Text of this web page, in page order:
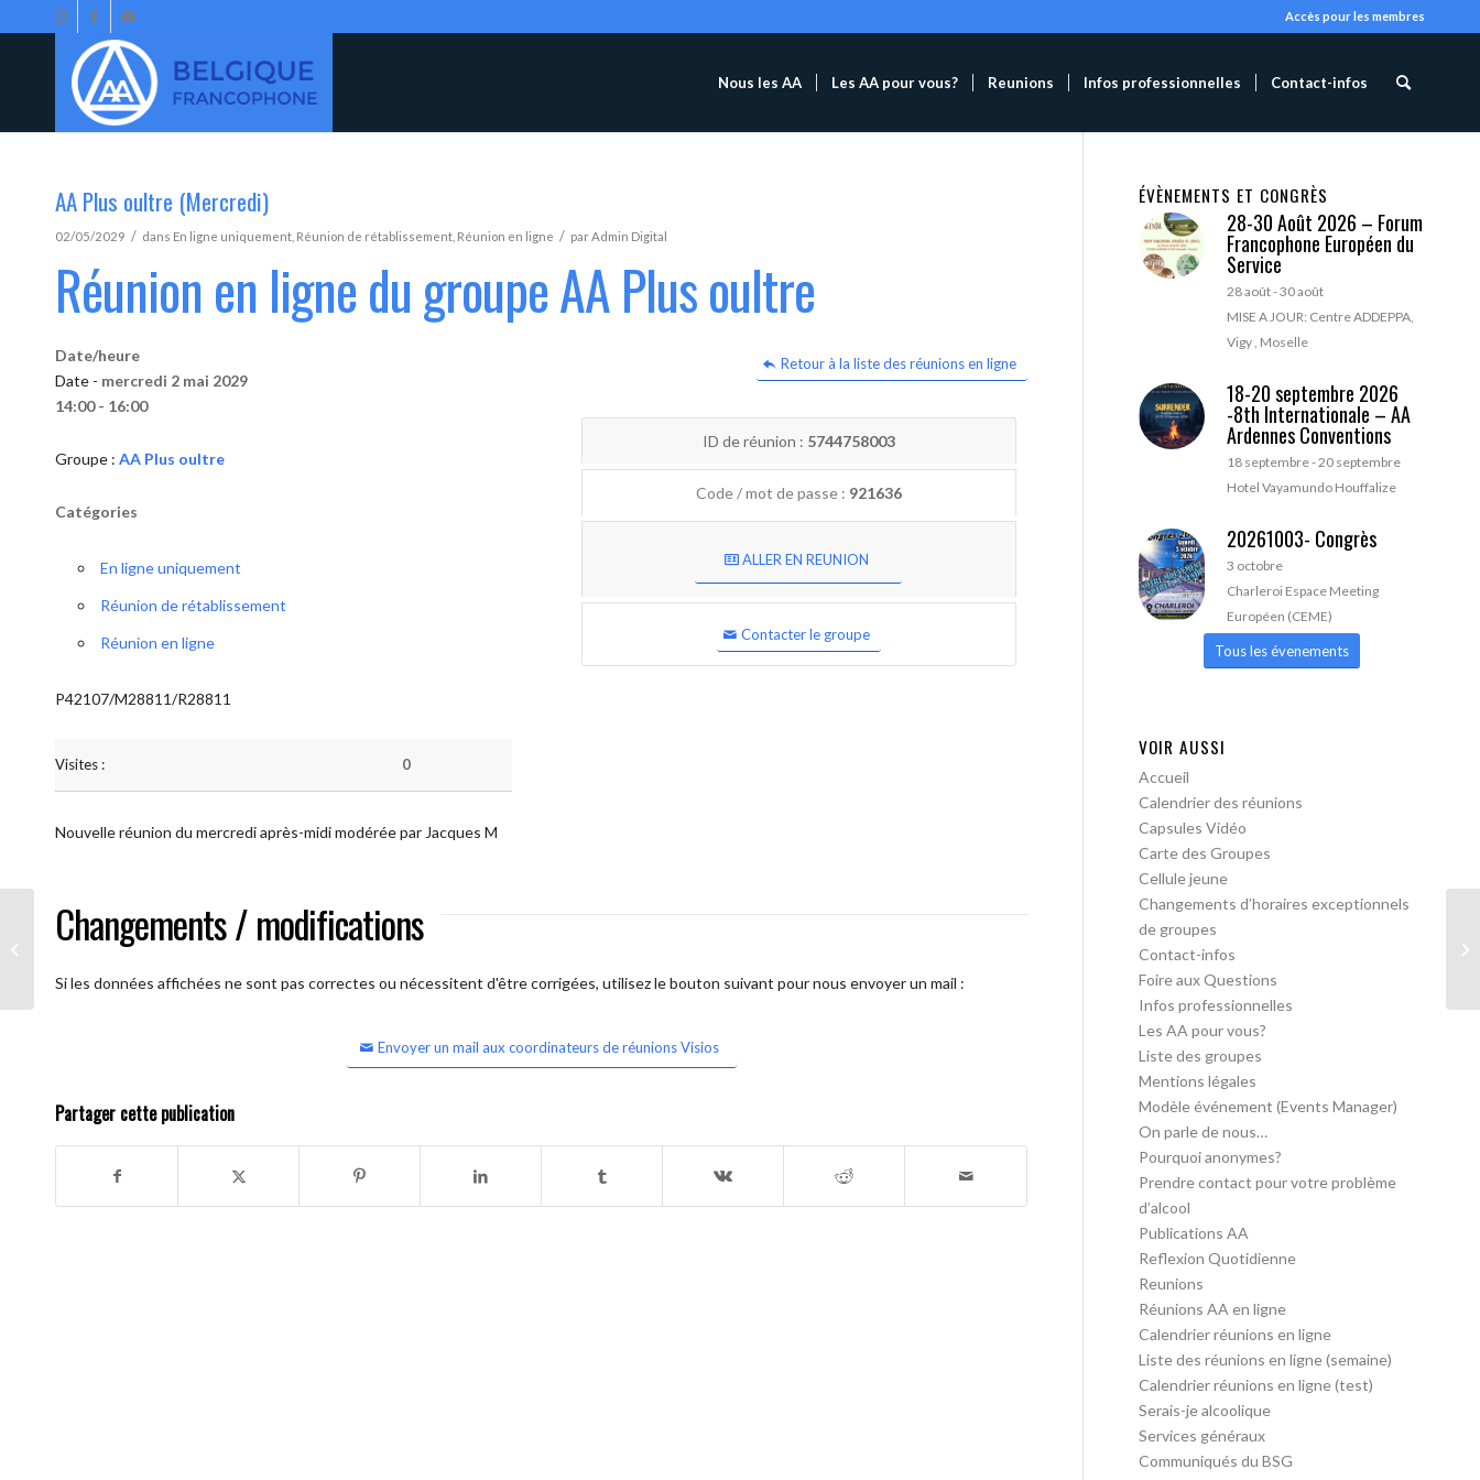
Accès pour les membres
Nous les AA Les AA pour vous? Reunions Infos professionnelles Contact-infos
AA Plus oultre (Mercredi)
02/05/2029 / dans En ligne uniquement Réunion de rétablissement Réunion en ligne / parAdmin Digital
Réunion en ligne du groupe AA Plus oultre
Retour à la liste des réunions en ligne
Date/heure
Date - mercredi 2 mai 2029
14:00 - 16:00
Groupe : AA Plus oultre
Catégories
En ligne uniquement
Réunion de rétablissement
Réunion en ligne
P42107/M28811/R28811
Visites : 0
ID de réunion : 5744758003
Code / mot de passe : 921636
ALLER EN REUNION
Contacter le groupe
Nouvelle réunion du mercredi après-midi modérée par Jacques M
Changements / modifications
Si les données affichées ne sont pas correctes ou nécessitent d'être corrigées, utilisez le bouton suivant pour nous envoyer un mail :
Envoyer un mail aux coordinateurs de réunions Visios
Partager cette publication
ÉVÈNEMENTS ET CONGRÈS
28-30 Août 2026 – Forum
Francophone Européen du
Service
28 août-30 août
MISE A JOUR: Centre ADDEPPA,
Vigy , Moselle
18-20 septembre 2026
-8th Internationale – AA
Ardennes Conventions
18 septembre-20 septembre
Hotel Vayamundo Houffalize
20261003- Congrès
3 octobre
Charleroi Espace Meeting
Européen (CEME)
Tous les évenements
VOIR AUSSI
Accueil
Calendrier des réunions
Capsules Vidéo
Carte des Groupes
Cellule jeune
Changements d’horaires exceptionnels
de groupes
Contact-infos
Foire aux Questions
Infos professionnelles
Les AA pour vous?
Liste des groupes
Mentions légales
Modèle événement (Events Manager)
On parle de nous…
Pourquoi anonymes?
Prendre contact pour votre problème
d’alcool
Publications AA
Reflexion Quotidienne
Reunions
Réunions AA en ligne
Calendrier réunions en ligne
Liste des réunions en ligne (semaine)
Calendrier réunions en ligne (test)
Serais-je alcoolique
Services généraux
Communiqués du BSG
AA Plus oultre (Mercredi)